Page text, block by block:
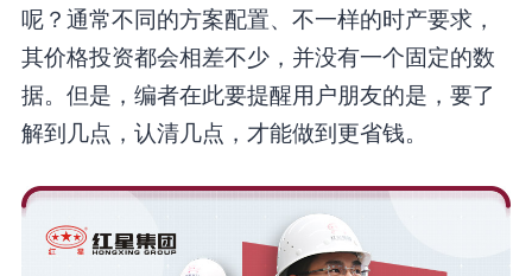
呢？通常不同的方案配置、不一样的时产要求，
其价格投资都会相差不少，并没有一个固定的数
据。但是，编者在此要提醒用户朋友的是，要了
解到几点，认清几点，才能做到更省钱。